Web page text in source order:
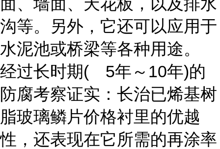
沟等。另外，它还可以应用于
水泥池或桥梁等各种用途。
经过长时期( 5年～10年)的
防腐考察证实：长治已烯基树
脂玻璃鳞片价格衬里的优越
性，还表现在它所需的再涂率